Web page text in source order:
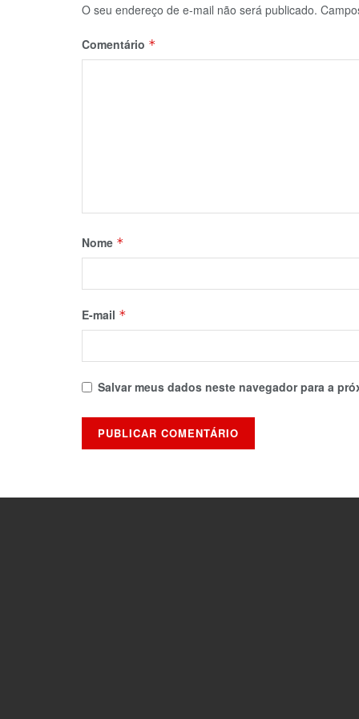
O seu endereço de e-mail não será publicado.
Comentário *
Nome *
E-mail *
Salvar meus dados neste navegador para a